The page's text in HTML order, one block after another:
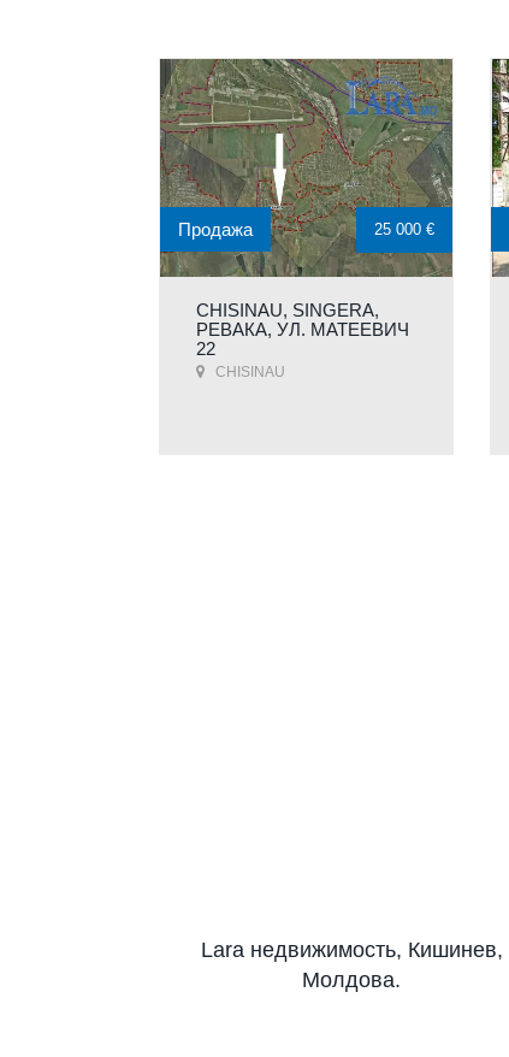
CHISINAU, SINGERA,
РЕВАКА, УЛ. МАТЕЕВИЧ
22
CHISINAU
Продажа 25 000 €
Lara недвижимость, Кишинев,
Молдова.